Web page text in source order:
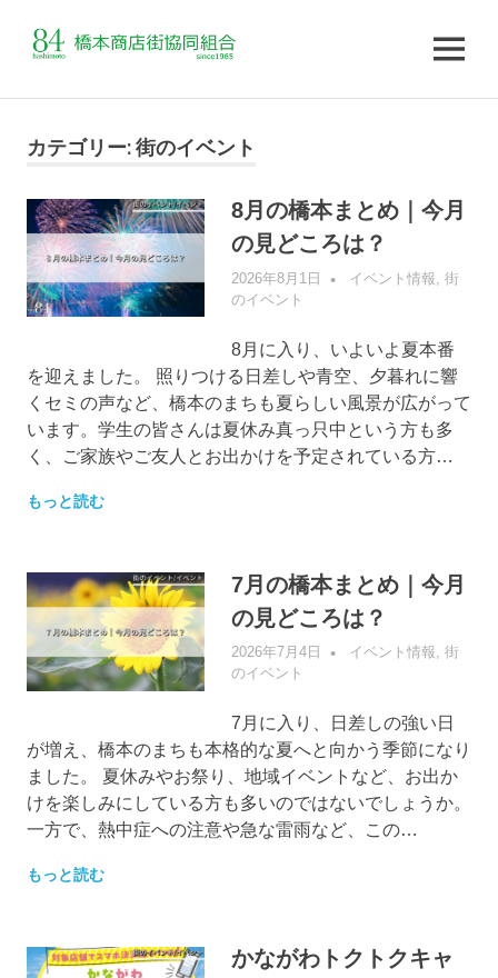
MENU
カテゴリー:街のイベント
8月の橋本まとめ｜今月
の見どころは？
2026年8月1日 管理者
イベント情報 街
のイベント
8月に入り、いよいよ夏本番
を迎えました。 照りつける日差しや青空、夕暮れに響
くセミの声など、橋本のまちも夏らしい風景が広がって
います。学生の皆さんは夏休み真っ只中という方も多
く、ご家族やご友人とお出かけを予定されている方…
もっと読む
7月の橋本まとめ｜今月
の見どころは？
2026年7月4日 管理者
イベント情報, 街
のイベント
7月に入り、日差しの強い日
が増え、橋本のまちも本格的な夏へと向かう季節になり
ました。 夏休みやお祭り、地域イベントなど、お出か
けを楽しみにしている方も多いのではないでしょうか。
一方で、熱中症への注意や急な雷雨など、この…
もっと読む
かながわトクトクキャ